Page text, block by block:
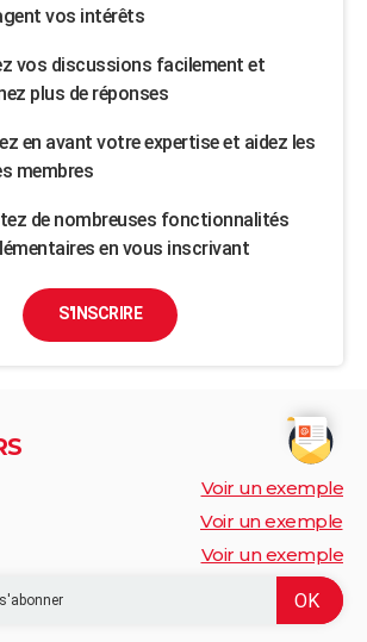
vos intérêts
vos discussions facilement et
plus de réponses
en avant votre expertise et aidez les
membres
de nombreuses fonctionnalités
en vous inscrivant
S'INSCRIRE
Voir un exemple
Voir un exemple
Voir un exemple